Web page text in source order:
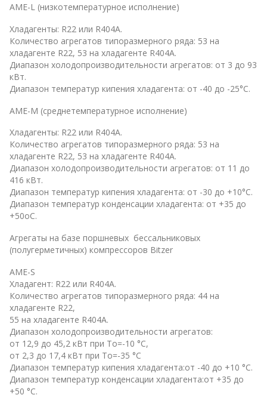
AME-L (низкотемпературное исполнение)
Хладагенты: R22 или R404A.
Количество агрегатов типоразмерного ряда: 53 на
хладагенте R22, 53 на хладагенте R404A.
Диапазон холодопроизводительности агрегатов: от 3 до 93
кВт.
Диапазон температур кипения хладагента: от -40 до -25°С.
AME-M (среднетемпературное исполнение)
Хладагенты: R22 или R404A.
Количество агрегатов типоразмерного ряда: 53 на
хладагенте R22, 53 на хладагенте R404A.
Диапазон холодопроизводительности агрегатов: от 11 до
416 кВт.
Диапазон температур кипения хладагента: от -30 до +10°С.
Диапазон температур конденсации хладагента: от +35 до
+50оС.
Агрегаты на базе поршневых бессальниковых
(полугерметичных) компрессоров Bitzer
AME-S
Хладагент: R22 или R404A.
Количество агрегатов типоразмерного ряда: 44 на
хладагенте R22,
55 на хладагенте R404A.
Диапазон холодопроизводительности агрегатов:
от 12,9 до 45,2 кВт при То=-10 °С,
от 2,3 до 17,4 кВт при То=-35 °С
Диапазон температур кипения хладагента:от -40 до +10 °С.
Диапазон температур конденсации хладагента:от +35 до
+50 °С.